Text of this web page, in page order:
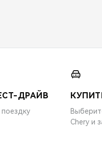
ДРАЙВ
Chery и